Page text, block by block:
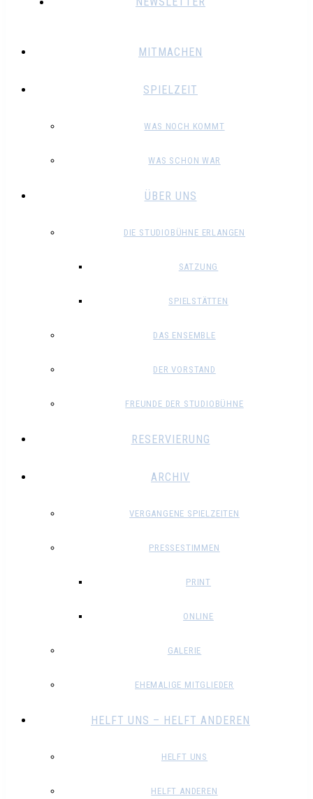
MITMACHEN
SPIELZEIT
WAS NOCH KOMMT
WAS SCHON WAR
ÜBER UNS
DIE STUDIOBÜHNE ERLANGEN
SATZUNG
SPIELSTÄTTEN
DAS ENSEMBLE
DER VORSTAND
FREUNDE DER STUDIOBÜHNE
RESERVIERUNG
ARCHIV
VERGANGENE SPIELZEITEN
PRESSESTIMMEN
PRINT
ONLINE
GALERIE
EHEMALIGE MITGLIEDER
HELFT UNS – HELFT ANDEREN
HELFT UNS
HELFT ANDEREN